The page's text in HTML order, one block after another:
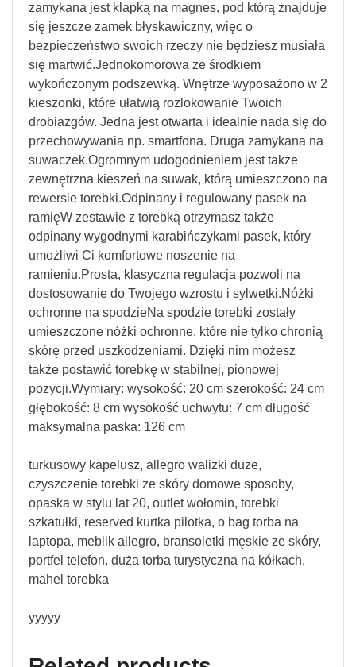
zamykana jest klapką na magnes, pod którą znajduje
się jeszcze zamek błyskawiczny, więc o
bezpieczeństwo swoich rzeczy nie będziesz musiała
się martwić.Jednokomorowa ze środkiem
wykończonym podszewką. Wnętrze wyposażono w 2
kieszonki, które ułatwią rozlokowanie Twoich
drobiazgów. Jedna jest otwarta i idealnie nada się do
przechowywania np. smartfona. Druga zamykana na
suwaczek.Ogromnym udogodnieniem jest także
zewnętrzna kieszeń na suwak, którą umieszczono na
rewersie torebki.Odpinany i regulowany pasek na
ramięW zestawie z torebką otrzymasz także
odpinany wygodnymi karabińczykami pasek, który
umożliwi Ci komfortowe noszenie na
ramieniu.Prosta, klasyczna regulacja pozwoli na
dostosowanie do Twojego wzrostu i sylwetki.Nóżki
ochronne na spodzieNa spodzie torebki zostały
umieszczone nóżki ochronne, które nie tylko chronią
skórę przed uszkodzeniami. Dzięki nim możesz
także postawić torebkę w stabilnej, pionowej
pozycji.Wymiary: wysokość: 20 cm szerokość: 24 cm
głębokość: 8 cm wysokość uchwytu: 7 cm długość
maksymalna paska: 126 cm
turkusowy kapelusz, allegro walizki duze,
czyszczenie torebki ze skóry domowe sposoby,
opaska w stylu lat 20, outlet wołomin, torebki
szkatułki, reserved kurtka pilotka, o bag torba na
laptopa, meblik allegro, bransoletki męskie ze skóry,
portfel telefon, duża torba turystyczna na kółkach,
mahel torebka
yyyyy